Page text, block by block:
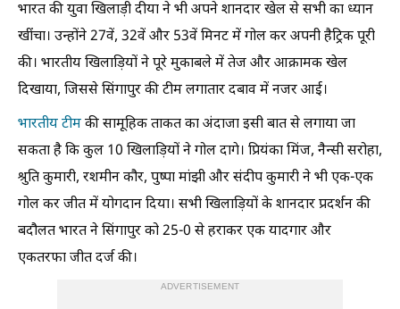
भारत की युवा खिलाड़ी दीया ने भी अपने शानदार खेल से सभी का ध्यान
खींचा। उन्होंने 27वें, 32वें और 53वें मिनट में गोल कर अपनी हैट्रिक पूरी
की। भारतीय खिलाड़ियों ने पूरे मुकाबले में तेज और आक्रामक खेल
दिखाया, जिससे सिंगापुर की टीम लगातार दबाव में नजर आई।
भारतीय टीमकी सामूहिक ताकत का अंदाजा इसी बात से लगाया जा
सकता है कि कुल 10 खिलाड़ियों ने गोल दागे। प्रियंका मिंज, नैन्सी सरोहा,
श्रुति कुमारी, रशमीन कौर, पुष्पा मांझी और संदीप कुमारी ने भी एक-एक
गोल कर जीत में योगदान दिया। सभी खिलाड़ियों के शानदार प्रदर्शन की
बदौलत भारत ने सिंगापुर को 25-0 से हराकर एक यादगार और
एकतरफा जीत दर्ज की।
ADVERTISEMENT